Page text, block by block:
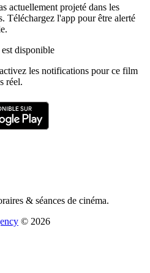
actuellement projeté dans les
Téléchargez l'app pour être alerté
est disponible
les notifications pour ce film
réel.
& séances de cinéma.
© 2026